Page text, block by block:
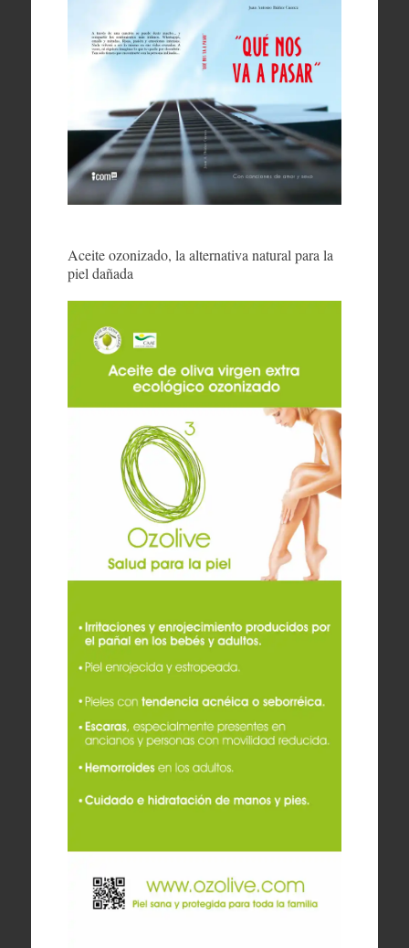
Aceite ozonizado, la alternativa natural para la
piel dañada